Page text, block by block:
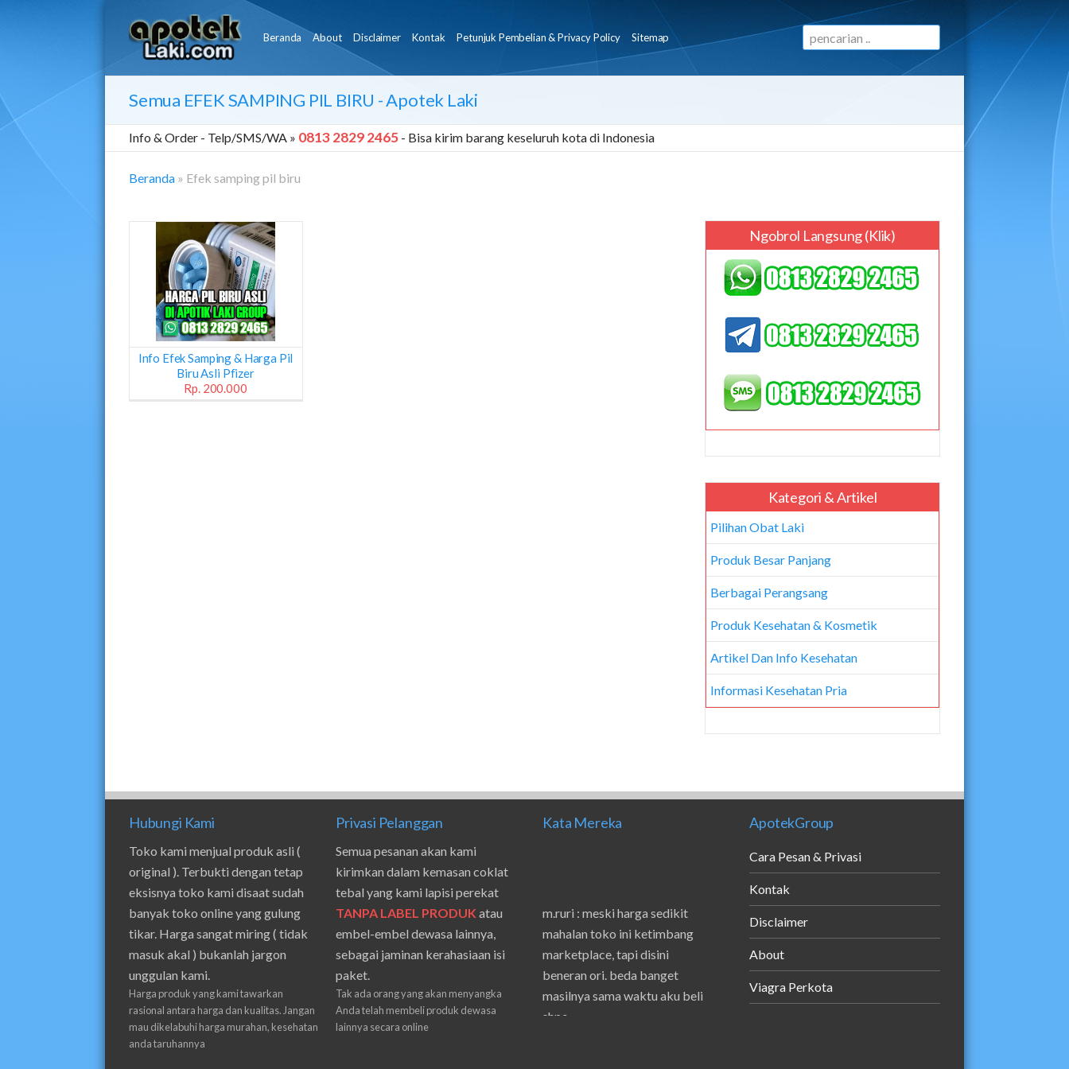
Beranda About Disclaimer Kontak Petunjuk Pembelian & Privacy Policy Sitemap
Semua EFEK SAMPING PIL BIRU - Apotek Laki
Info & Order - Telp/SMS/WA » 0813 2829 2465 - Bisa kirim barang keseluruh kota di Indonesia
Beranda » Efek samping pil biru
Samping
Biru
Info Efek Samping & Harga Pil
Biru Asli Pfizer
Rp. 200.000
Ngobrol Langsung (klik)
Kategori & Artikel
Pilihan Obat Laki
Produk Besar Panjang
Berbagai Perangsang
Produk Kesehatan & Kosmetik
Artikel Dan Info Kesehatan
Informasi Kesehatan Pria
Hubungi Kami
Toko kami menjual produk asli (
original ). Terbukti dengan tetap
eksisnya toko kami disaat sudah
banyak toko online yang gulung
tikar. Harga sangat miring ( tidak
masuk akal ) bukanlah jargon
unggulan kami.
Harga produk yang kami tawarkan
rasional antara harga dan kualitas. Jangan
mau dikelabuhi harga murahan, kesehatan
anda taruhannya
Privasi Pelanggan
Semua pesanan akan kami
kirimkan dalam kemasan coklat
tebal yang kami lapisi perekat
TANPA LABEL PRODUKatau
embel-embel dewasa lainnya,
sebagai jaminan kerahasiaan isi
paket.
Tak ada orang yang akan menyangka
Anda telah membeli produk dewasa
lainnya secara online
Kata Mereka
m.ruri : meski harga sedikit
mahalan toko ini ketimbang
marketplace, tapi disini
beneran ori. beda banget
masilnya sama waktu aku beli
shpe
ApotekGroup
Cara Pesan & Privasi
Kontak
Disclaimer
About
Viagra Perkota